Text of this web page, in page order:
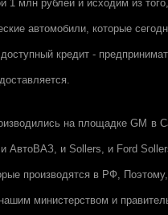
1 млн рублей и исходим из
автомобили, которые
кредит -
на площадке GM в
АвтоВАЗ, и Sollers, и Ford
производятся в РФ,
министерством и